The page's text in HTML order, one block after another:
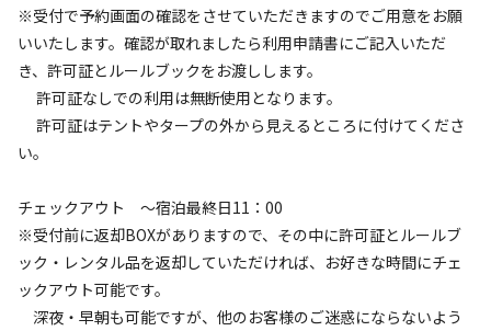
※受付で予約画面の確認をさせていただきますのでご用意をお願
いいたします。確認が取れましたら利用申請書にご記入いただ
き、許可証とルールブックをお渡しします。
許可証なしでの利用は無断使用となります。
許可証はテントやタープの外から見えるところに付けてくださ
い。
チェックアウト ～宿泊最終日11：00
※受付前に返却BOXがありますので、その中に許可証とルールブ
ック・レンタル品を返却していただければ、お好きな時間にチェ
ックアウト可能です。
深夜・早朝も可能ですが、他のお客様のご迷惑にならないよう
利用者層
ソロ
25%
カップル
25%
グループ
25%
# カップルにおすすめ #ファミリーにおすすめ
#グループにおすすめ # レンタルあり #ソロにおすすめ
#絶景 #天体観測 #携帯電波あり
クチコミ